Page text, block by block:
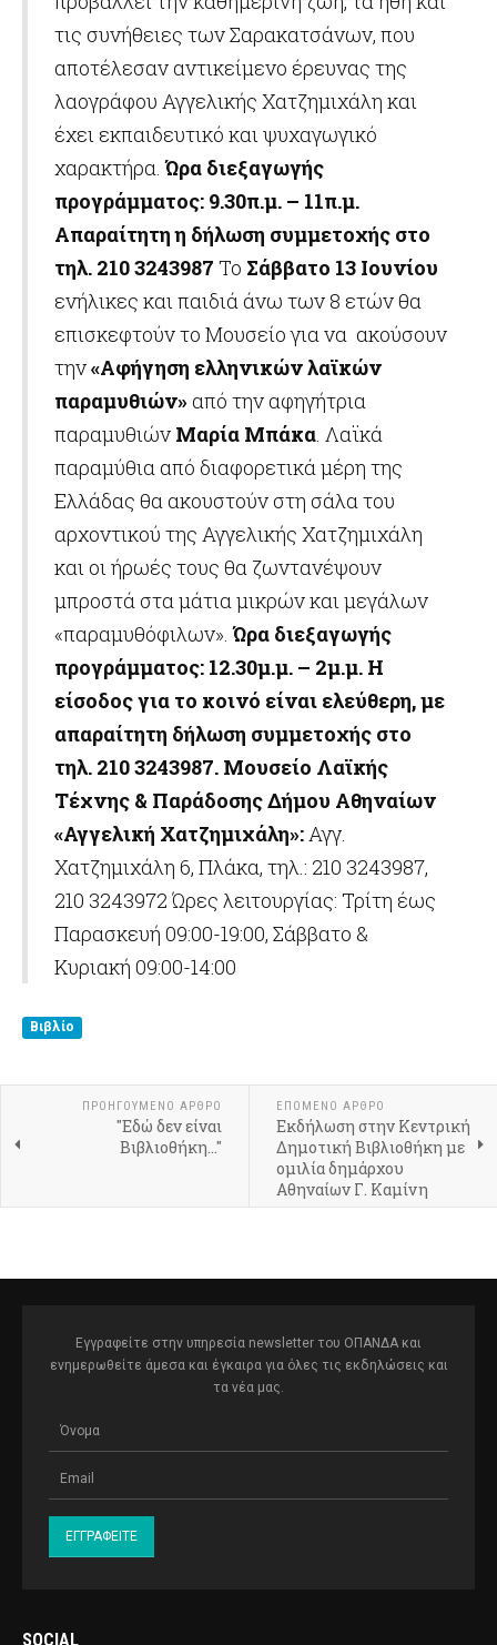
τις συνήθειες των Σαρακατσάνων, που
αποτέλεσαν αντικείμενο έρευνας της
λαογράφου Αγγελικής Χατζημιχάλη και
έχει εκπαιδευτικό και ψυχαγωγικό
χαρακτήρα.Ώρα διεξαγωγής
προγράμματος: 9.30π.μ. – 11π.μ.
Απαραίτητη η δήλωση συμμετοχής στο
τηλ. 2103243987 Το Σάββατο 13 Ιουνίου
ενήλικες και παιδιά άνω των 8 ετών θα
επισκεφτούν το Μουσείο για να ακούσουν
την«Αφήγηση ελληνικών λαϊκών
παραμυθιών»από την αφηγήτρια
παραμυθιών Μαρία Μπάκα. Λαϊκά
παραμύθια από διαφορετικά μέρη της
Ελλάδας θα ακουστούν στη σάλα του
αρχοντικού της Αγγελικής Χατζημιχάλη
και οι ήρωές τους θα ζωντανέψουν
μπροστά στα μάτια μικρών και μεγάλων
«παραμυθόφιλων».Ώρα διεξαγωγής
προγράμματος: 12.30μ.μ. – 2μ.μ. Η
είσοδος για το κοινό είναι ελεύθερη, με
απαραίτητη δήλωση συμμετοχής στο
τηλ. 210 3243987. Μουσείο Λαϊκής
Τέχνης & Παράδοσης Δήμου Αθηναίων
«Αγγελική Χατζημιχάλη»:Αγγ.
Χατζημιχάλη 6, Πλάκα, τηλ.: 210 3243987,
210 3243972 Ώρες λειτουργίας: Τρίτη έως
Παρασκευή 09:00-19:00, Σάββατο &
Κυριακή 09:00-14:00
Βιβλίο
ΠΡΟΗΓΟΎΜΕΝΟ ΆΡΘΡΟ
"Εδώ δεν είναι
Βιβλιοθήκη..."
ΕΠΌΜΕΝΟ ΆΡΘΡΟ
Εκδήλωση στην Κεντρική
Δημοτική Βιβλιοθήκη με
ομιλία δημάρχου
Αθηναίων Γ. Καμίνη
Εγγραφείτε στην υπηρεσία newsletter του ΟΠΑΝΔΑ και
ενημερωθείτε άμεσα και έγκαιρα για όλες τις εκδηλώσεις και
τα νέα μας.
SOCIAL